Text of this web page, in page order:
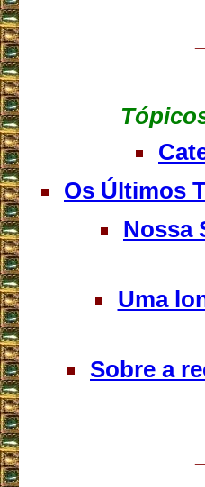
Os Últimos
Nossa
Uma
Sobre a